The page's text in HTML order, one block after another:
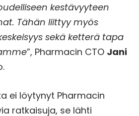
kestävyyteen
Tähän liittyy myös
sekä ketterä tapa
”, Pharmacin CTO Jani
ei löytynyt Pharmacin
ratkaisuja, se lähti